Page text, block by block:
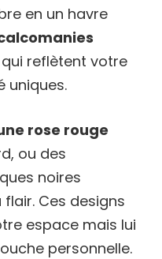
en un havre
reflètent votre
uniques.
rose rouge
ou des
noires
Ces designs
espace mais lui
personnelle.